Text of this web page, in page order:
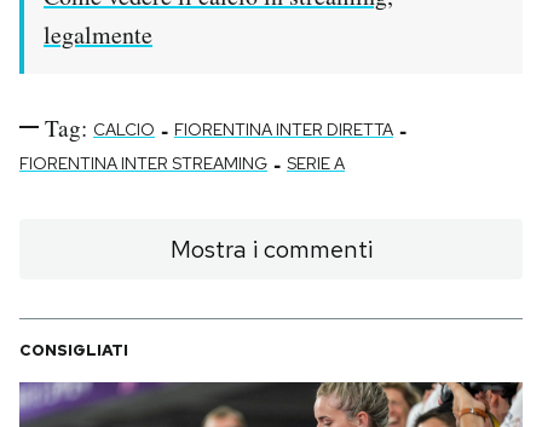
legalmente
Tag: CALCIO - FIORENTINA INTER DIRETTA -
FIORENTINA INTER STREAMING - SERIE A
Mostra i commenti
CONSIGLIATI